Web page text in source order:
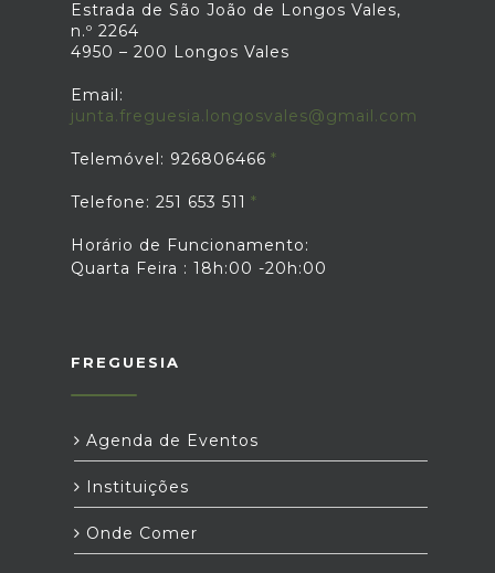
Estrada de São João de Longos Vales,
n.º 2264
4950 – 200 Longos Vales
Email:
junta.freguesia.longosvales@gmail.com
Telemóvel: 926806466
Telefone: 251 653 511
Horário de Funcionamento:
Quarta Feira : 18h:00 -20h:00
FREGUESIA
Agenda de Eventos
Instituições
Onde Comer